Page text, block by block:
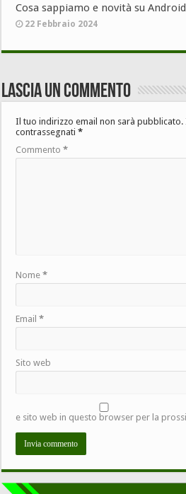
Cosa sappiamo e novità su
22 Febbraio 2024
Lascia un commento
Il tuo indirizzo email non sarà pubblicato.
contrassegnati*
Commento*
Nome*
Email*
Sito web
e sito web in questo browser per la